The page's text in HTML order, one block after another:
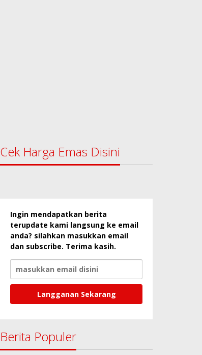
Cek Harga Emas Disini
Ingin mendapatkan berita
terupdate kami langsung ke email
anda? silahkan masukkan email
dan subscribe. Terima kasih.
Berita Populer